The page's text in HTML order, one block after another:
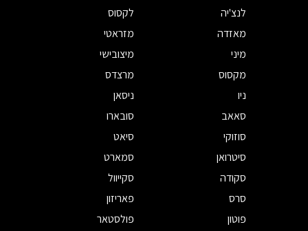
לנצ'יה
לקסוס
מאזדה
מזראטי
מיני
מיצובישי
מקסוס
מרצדס
ניו
ניסאן
סאאב
סובארו
סוזוקי
סיאט
סיטרואן
סמארט
סקודה
סקייוול
סרס
פאריזון
פוטון
פולסטאר